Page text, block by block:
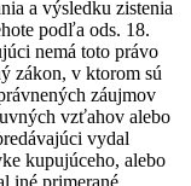
a výsledku zistenia
podľa ods. 18.
nemá toto právo
zákon, v ktorom sú
záujmov
vzťahov alebo
vydal
kupujúceho, alebo
iné primerané